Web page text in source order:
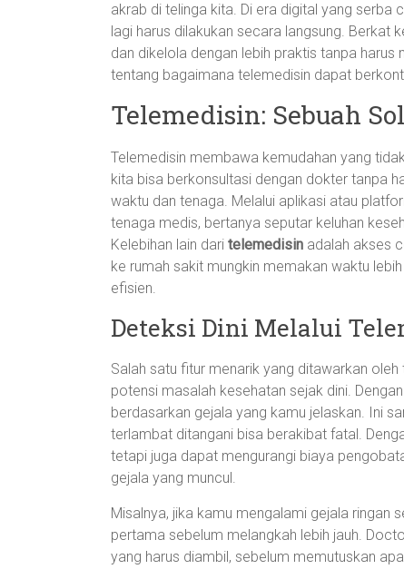
akrab di telinga kita. Di era digital yang serba
lagi harus dilakukan secara langsung. Berkat
dan dikelola dengan lebih praktis tanpa harus
tentang bagaimana telemedisin dapat
Telemedisin: Sebuah
Telemedisin membawa kemudahan yang
kita bisa berkonsultasi dengan dokter tanpa
waktu dan tenaga. Melalui aplikasi atau
tenaga medis, bertanya seputar keluhan
Kelebihan lain dari telemedisin adalah akses
ke rumah sakit mungkin memakan waktu
efisien.
Deteksi Dini Melalui
Salah satu fitur menarik yang ditawarkan
potensi masalah kesehatan sejak dini.
berdasarkan gejala yang kamu jelaskan. Ini
terlambat ditangani bisa berakibat fatal.
tetapi juga dapat mengurangi biaya
gejala yang muncul.
Misalnya, jika kamu mengalami gejala ringan
pertama sebelum melangkah lebih jauh.
yang harus diambil, sebelum memutuskan